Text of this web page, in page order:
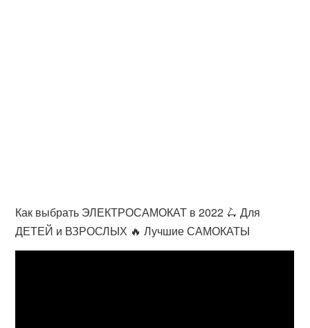
Как выбрать ЭЛЕКТРОСАМОКАТ в 2022 🛴 Для
ДЕТЕЙ и ВЗРОСЛЫХ 🔥 Лучшие САМОКАТЫ